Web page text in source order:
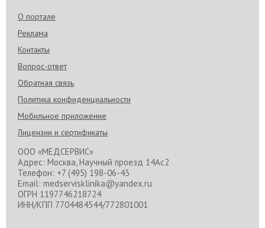
О портале
Реклама
Контакты
Вопрос-ответ
Обратная связь
Политика конфиденциальности
Мобильное приложение
Лицензии и сертификаты
ООО «МЕДСЕРВИС»
Адрес: Москва, Научный проезд 14Ас2
Телефон: +7 (495) 198-06-43
Email: medservisklinika@yandex.ru
ОГРН 1197746218724
ИНН/КПП 7704484544/772801001